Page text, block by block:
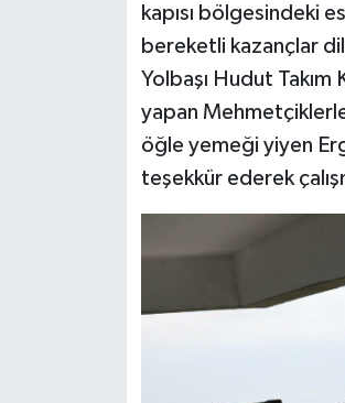
kapısı bölgesindeki
bereketli kazançlar
Yolbaşı Hudut
yapan
öğle yemeği yiyen
teşekkür ederek